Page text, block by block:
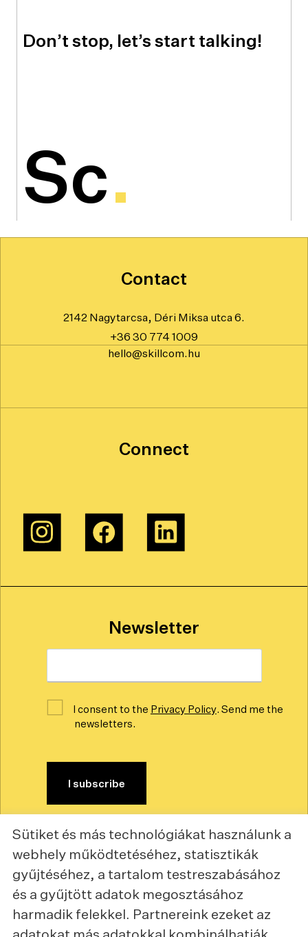
Don’t stop, let’s start talking!
Sc.
Contact
2142 Nagytarcsa, Déri Miksa utca 6.
+36 30 774 1009
hello@skillcom.hu
Connect
Newsletter
ConsentI consent to the Privacy Policy. Send me the
newsletters.
Reserved.
Piqniq
Sütiket és más technológiákat használunk a
webhely működtetéséhez, statisztikák
gyűjtéséhez, a tartalom testreszabásához
és a gyűjtött adatok megosztásához
harmadik felekkel. Partnereink ezeket az
adatokat más adatokkal kombinálhatják.